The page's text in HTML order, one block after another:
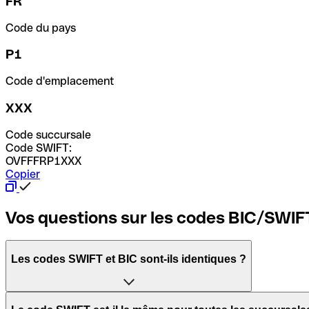
Code du pays
P1
Code d'emplacement
XXX
Code succursale
Code SWIFT:
OVFFFRP1XXX
Copier
Vos questions sur les codes BIC/
Les codes SWIFT et BIC sont-ils identiques ?